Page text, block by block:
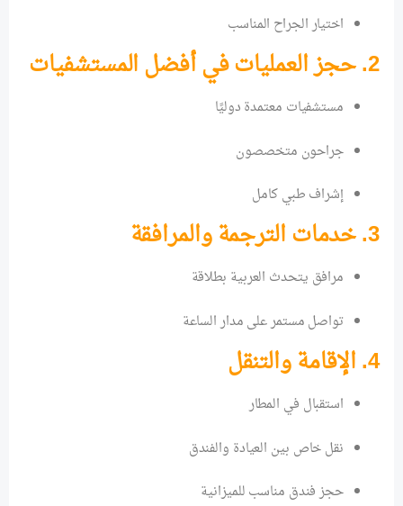
اختيار الجراح المناسب
2. حجز العمليات في أفضل المستشفيات
مستشفيات معتمدة دوليًا
جراحون متخصصون
إشراف طبي كامل
3. خدمات الترجمة والمرافقة
مرافق يتحدث العربية بطلاقة
تواصل مستمر على مدار الساعة
4. الإقامة والتنقل
استقبال في المطار
نقل خاص بين العيادة والفندق
حجز فندق مناسب للميزانية